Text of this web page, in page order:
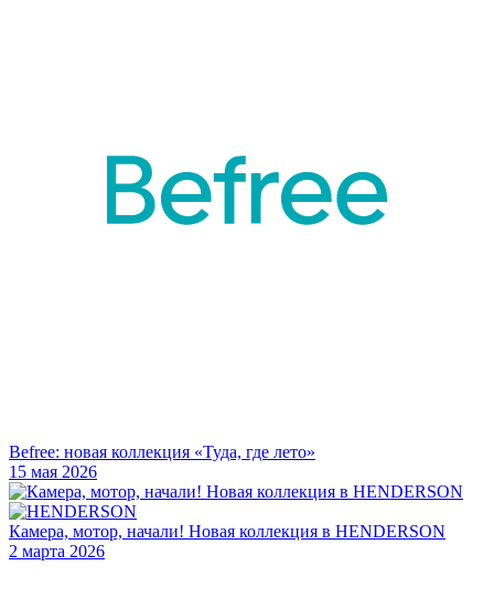
Befree: новая коллекция «Туда, где лето»
15 мая 2026
Камера, мотор, начали! Новая коллекция в HENDERSON
2 марта 2026